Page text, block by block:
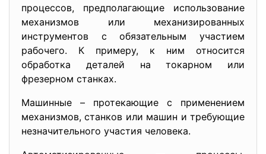
процессов, предполагающие использование
механизмов или механизированных
инструментов с обязательным участием
рабочего. К примеру, к ним относится
обработка деталей на токарном или
фрезерном станках.
Машинные – протекающие с применением
механизмов, станков или машин и требующие
незначительного участия человека.